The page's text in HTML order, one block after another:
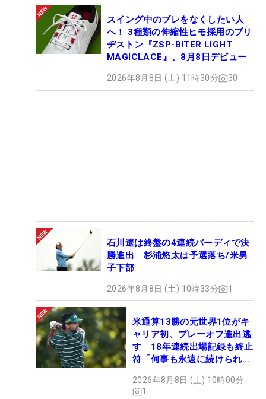
スイング中のブレをなくしたい人
へ！ 3種類の伸縮性ヒモ採用のブリ
ヂストン『ZSP-BITER LIGHT
MAGICLACE』、8月8日デビュー
2026年8月8日 (土) 11時30分 30
石川遼は終盤の4連続バーディで決
勝進出 杉浦悠太は予選落ち/米男
子下部
2026年8月8日 (土) 10時33分 1
米通算13勝の元世界1位がキ
ャリア初、プレーオフ進出逃
す 18年連続出場記録も終止
符「何事も永遠に続けられな
2026年8月8日 (土) 10時00分
1